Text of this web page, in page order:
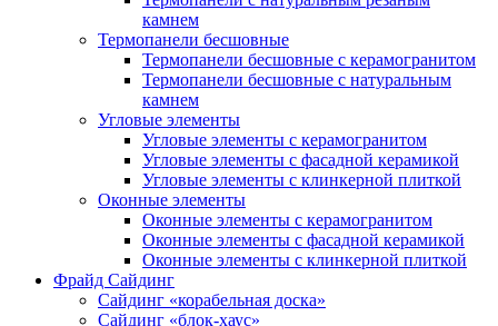
камнем
Термопанели бесшовные
Термопанели бесшовные с керамогранитом
Термопанели бесшовные с натуральным
камнем
Угловые элементы
Угловые элементы с керамогранитом
Угловые элементы с фасадной керамикой
Угловые элементы с клинкерной плиткой
Оконные элементы
Оконные элементы с керамогранитом
Оконные элементы с фасадной керамикой
Оконные элементы с клинкерной плиткой
Фрайд Сайдинг
Сайдинг «корабельная доска»
Сайдинг «блок-хаус»